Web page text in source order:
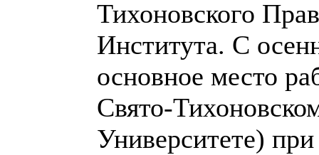
Тихоновского
Института. С
основное место
Свято-
Университете)